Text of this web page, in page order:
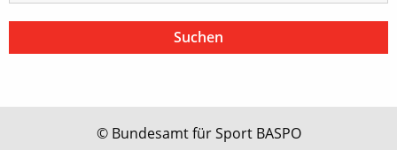
© Bundesamt für Sport BASPO